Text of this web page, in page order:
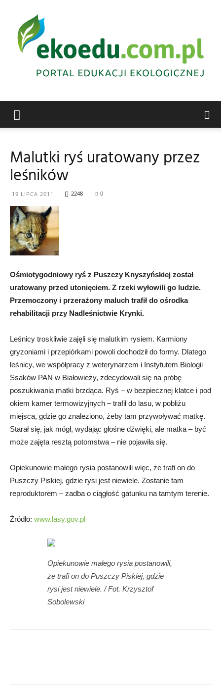
Malutki ryś uratowany przez
leśników
19 LIPCA 2011 2248 0
Ośmiotygodniowy ryś z Puszczy Knyszyńskiej został
uratowany przed utonięciem. Z rzeki wyłowili go ludzie.
Przemoczony i przerażony maluch trafił do ośrodka
rehabilitacji przy Nadleśnictwie Krynki.
Leśnicy troskliwie zajęli się malutkim rysiem. Karmiony
gryzoniami i przepiórkami powoli dochodził do formy. Dlatego
leśnicy, we współpracy z weterynarzem i Instytutem Biologii
Ssaków PAN w Białowieży, zdecydowali się na próbę
poszukiwania matki brzdąca. Ryś – w bezpiecznej klatce i pod
okiem kamer termowizyjnych – trafił do lasu, w pobliżu
miejsca, gdzie go znaleziono, żeby tam przywoływać matkę.
Starał się, jak mógł, wydając głośne dźwięki, ale matka – być
może zajęta resztą potomstwa – nie pojawiła się.
Opiekunowie małego rysia postanowili więc, że trafi on do
Puszczy Piskiej, gdzie rysi jest niewiele. Zostanie tam
reproduktorem – zadba o ciągłość gatunku na tamtym terenie.
Źródło: www.lasy.gov.pl
Opiekunowie małego rysia postanowili,
że trafi on do Puszczy Piskiej, gdzie
rysi jest niewiele. / Fot. Krzysztof
Sobolewski